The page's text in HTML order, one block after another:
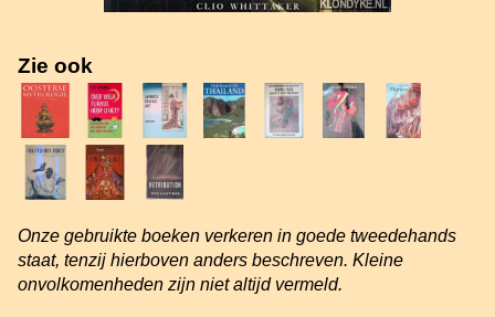
Zie ook
Onze gebruikte boeken verkeren in goede tweedehands
staat, tenzij hierboven anders beschreven. Kleine
onvolkomenheden zijn niet altijd vermeld.